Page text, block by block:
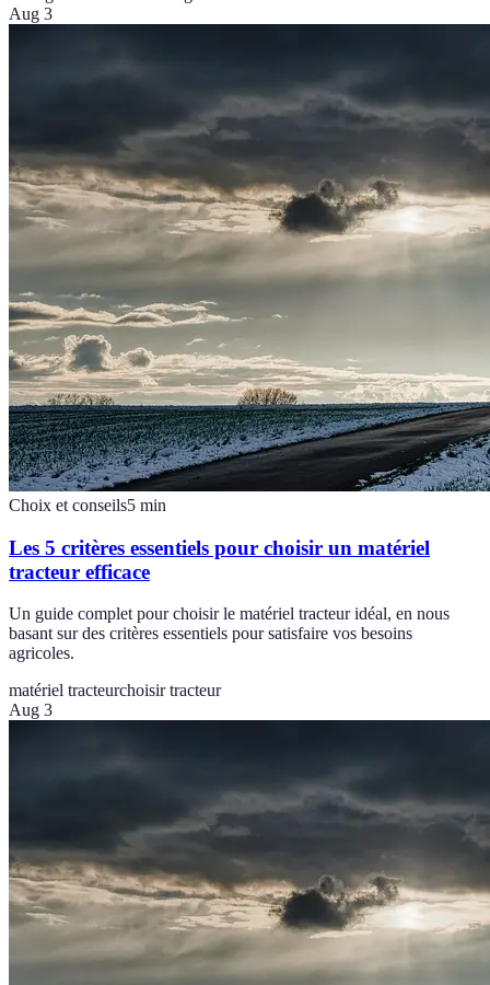
Aug 3
Choix et conseils5 min
Les 5 critères essentiels pour choisir un matériel
tracteur efficace
Un guide complet pour choisir le matériel tracteur idéal, en nous
basant sur des critères essentiels pour satisfaire vos besoins
agricoles.
matériel tracteurchoisir tracteur
Aug 3